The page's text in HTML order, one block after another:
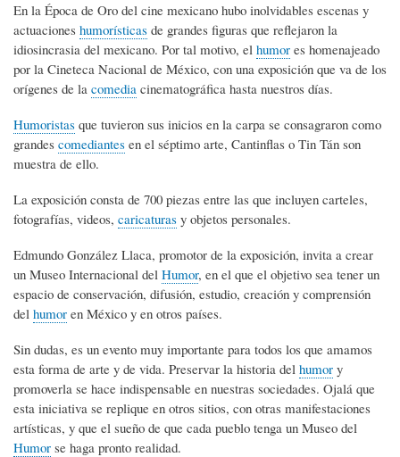
En la Época de Oro del cine mexicano hubo inolvidables escenas y
actuaciones humorísticas de grandes figuras que reflejaron la
idiosincrasia del mexicano. Por tal motivo, el humor es homenajeado
por la Cineteca Nacional de México, con una exposición que va de los
orígenes de la comedia cinematográfica hasta nuestros días.
Humoristas que tuvieron sus inicios en la carpa se consagraron como
grandes comediantes en el séptimo arte, Cantinflas o Tin Tán son
muestra de ello.
La exposición consta de 700 piezas entre las que incluyen carteles,
fotografías, videos, caricaturas y objetos personales.
Edmundo González Llaca, promotor de la exposición, invita a crear
un Museo Internacional del Humor, en el que el objetivo sea tener un
espacio de conservación, difusión, estudio, creación y comprensión
del humor en México y en otros países.
Sin dudas, es un evento muy importante para todos los que amamos
esta forma de arte y de vida. Preservar la historia del humor y
promoverla se hace indispensable en nuestras sociedades. Ojalá que
esta iniciativa se replique en otros sitios, con otras manifestaciones
artísticas, y que el sueño de que cada pueblo tenga un Museo del
Humor se haga pronto realidad.